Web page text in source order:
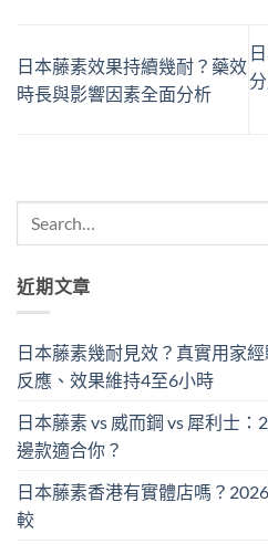
日本藤素效果持續幾耐？藥效
時長與影響因素全面分析
近期文章
日本藤素幾耐見效？真實用家
反應、效果維持4至6小時
日本藤素 vs 威而鋼 vs 犀利士
邊款適合你？
日本藤素香港有實體店嗎？
較